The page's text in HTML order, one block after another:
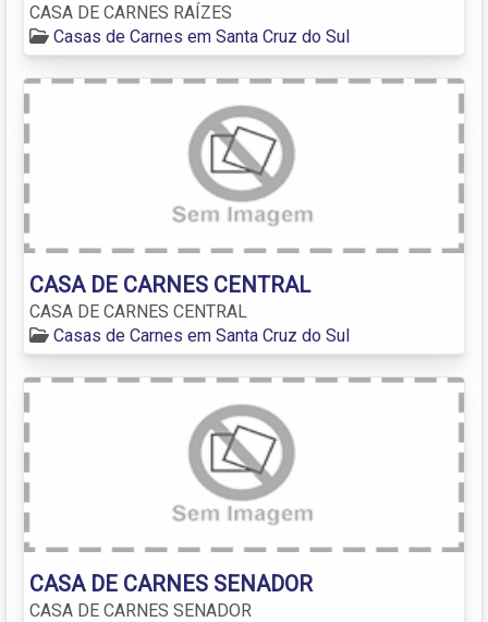
CASA DE CARNES RAÍZES
Casas de Carnes em Santa Cruz do Sul
CASA DE CARNES CENTRAL
CASA DE CARNES CENTRAL
Casas de Carnes em Santa Cruz do Sul
CASA DE CARNES SENADOR
CASA DE CARNES SENADOR